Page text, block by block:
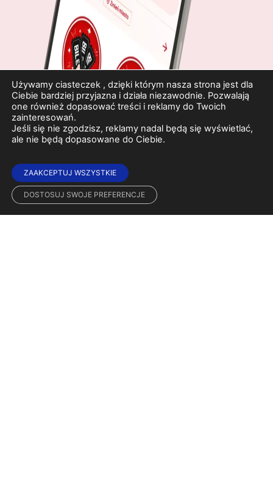
Używamy ciasteczek , dzięki którym nasza strona jest dla
Ciebie bardziej przyjazna i działa niezawodnie. Pozwalają
one również dopasować treści i reklamy do Twoich
zainteresowań.
Jeśli się nie zgodzisz, reklamy nadal będą się wyświetlać,
ale nie będą dopasowane do Ciebie.
ZAAKCEPTUJ WSZYSTKIE
DOSTOSUJ SWOJE PREFERENCJE